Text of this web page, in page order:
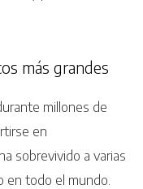
más grandes
millones de
en
sobrevivido a varias
en todo el mundo.